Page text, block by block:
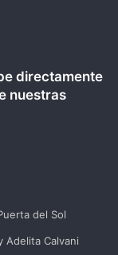
directamente
nuestras
del Sol
Adelita Calvani